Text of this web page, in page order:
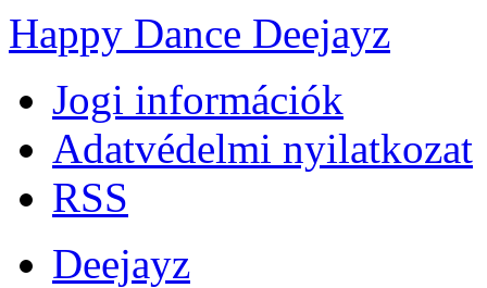
Happy Dance Deejayz
Jogi információk
Adatvédelmi nyilatkozat
RSS
Deejayz